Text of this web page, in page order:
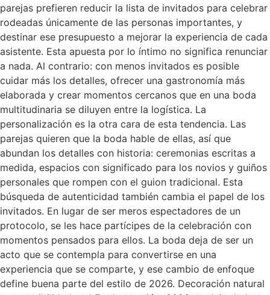
parejas prefieren reducir la lista de invitados para celebrar
rodeadas únicamente de las personas importantes, y
destinar ese presupuesto a mejorar la experiencia de cada
asistente. Esta apuesta por lo íntimo no significa renunciar
a nada. Al contrario: con menos invitados es posible
cuidar más los detalles, ofrecer una gastronomía más
elaborada y crear momentos cercanos que en una boda
multitudinaria se diluyen entre la logística. La
personalización es la otra cara de esta tendencia. Las
parejas quieren que la boda hable de ellas, así que
abundan los detalles con historia: ceremonias escritas a
medida, espacios con significado para los novios y guiños
personales que rompen con el guion tradicional. Esta
búsqueda de autenticidad también cambia el papel de los
invitados. En lugar de ser meros espectadores de un
protocolo, se les hace partícipes de la celebración con
momentos pensados para ellos. La boda deja de ser un
acto que se contempla para convertirse en una
experiencia que se comparte, y ese cambio de enfoque
define buena parte del estilo de 2026. Decoración natural